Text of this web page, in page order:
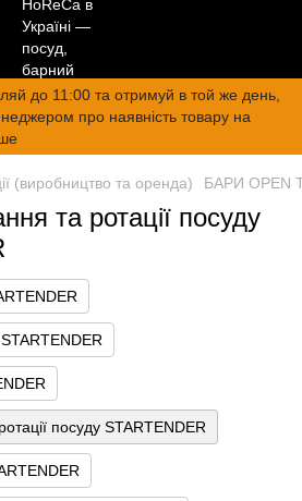
до 11:00 та отримуй в той же день,
про наявність товару на
(виробництво та оренда) БАРИ OPEN
та ротації посуду
посуду STARTENDER